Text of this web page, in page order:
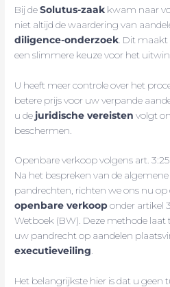
Bij deSolutus-zaak kwam naar
niet altijd de waardering van
diligence-onderzoek . Dit
een slimmere keuze voor het
U heeft meer controle over het
betere prijs voor uw verpande
u de juridische vereisten volgt
beschermen.
Openbare verkoop volgens art.
Na het bespreken van de
pandrechten, richten we ons nu op
openbare verkooponder artikel
Wetboek (BW). Deze methode
uw pandrecht op aandelen
executieveiling.
Het belangrijkste hier is dat u geen